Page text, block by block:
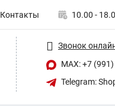
Контакты 10.00 -
Звонок
MAX: +7
Telegram: